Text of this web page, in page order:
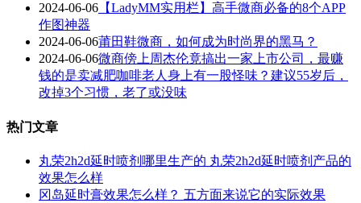
2024-06-06 【LadyMM实用栏】高手微商必备的8个APP
作图神器
2024-06-06莆田鞋微商，如何成为时尚界的黑马？
2024-06-06微商傍上周杰伦竟搞出一家上市公司，最赚
钱的是卖减肥咖啡老人身上有一股怪味？建议55岁后，
改掉3个习惯，老了或没味
热门文章
丸荣2h2d延时喷剂哪里生产的 丸荣2h2d延时喷剂产品的
效果怎么样
冈岛延时膏效果怎么样？ 五方面来说它的实际效果